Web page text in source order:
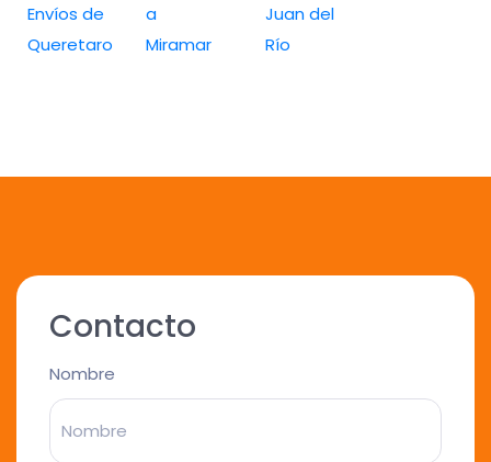
Envíos de
Queretaro
a
Miramar
Juan del
Río
Contacto
Nombre